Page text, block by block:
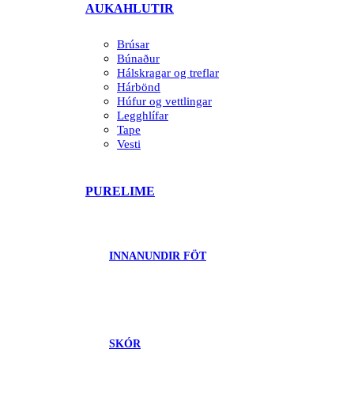
AUKAHLUTIR
Brúsar
Búnaður
Hálskragar og treflar
Hárbönd
Húfur og vettlingar
Legghlífar
Tape
Vesti
PURELIME
INNANUNDIR FÖT
SKÓR